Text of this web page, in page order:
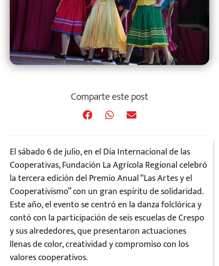
Comparte este post
El sábado 6 de julio, en el Día Internacional de las
Cooperativas, Fundación La Agrícola Regional celebró
la tercera edición del Premio Anual “Las Artes y el
Cooperativismo” con un gran espíritu de solidaridad.
Este año, el evento se centró en la danza folclórica y
contó con la participación de seis escuelas de Crespo
y sus alrededores, que presentaron actuaciones
llenas de color, creatividad y compromiso con los
valores cooperativos.